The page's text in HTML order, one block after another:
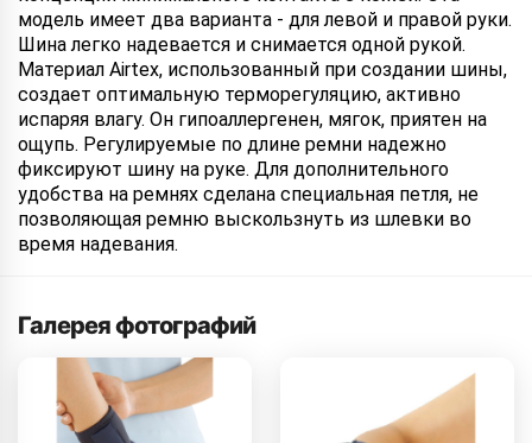
модель имеет два варианта - для левой и правой руки.
Шина легко надевается и снимается одной рукой.
Материал Airtex, использованный при создании шины,
создает оптимальную терморегуляцию, активно
испаряя влагу. Он гипоаллергенен, мягок, приятен на
ощупь. Регулируемые по длине ремни надежно
фиксируют шину на руке. Для дополнительного
удобства на ремнях сделана специальная петля, не
позволяющая ремню выскользнуть из шлевки во
время надевания.
Галерея фотографий